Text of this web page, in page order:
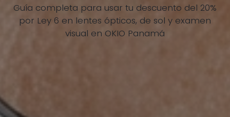
Guía completa para usar tu descuento del 20%
por Ley 6 en lentes ópticos, de sol y examen
visual en OKIO Panamá